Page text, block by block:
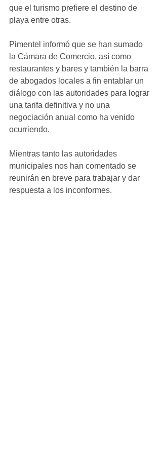
que el turismo prefiere el destino de
playa entre otras.
Pimentel informó que se han sumado
la Cámara de Comercio, así como
restaurantes y bares y también la barra
de abogados locales a fin entablar un
diálogo con las autoridades para lograr
una tarifa definitiva y no una
negociación anual como ha venido
ocurriendo.
Mientras tanto las autoridades
municipales nos han comentado se
reunirán en breve para trabajar y dar
respuesta a los inconformes.